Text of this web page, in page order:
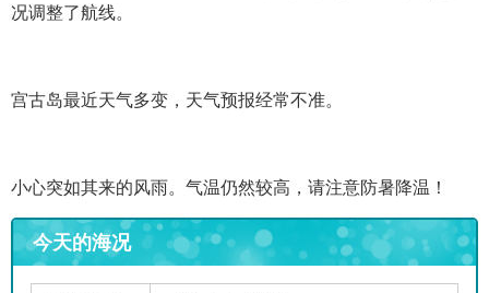
况调整了航线。
宫古岛最近天气多变，天气预报经常不准。
小心突如其来的风雨。气温仍然较高，请注意防暑降温！
今天的海况